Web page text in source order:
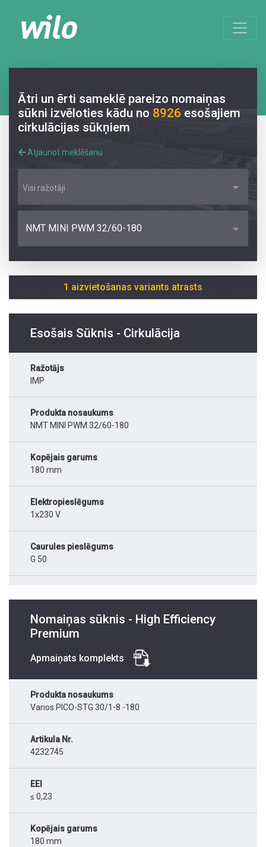
Ātri un ērti sameklē pareizo nomaiņas
sūkni izvēloties kādu no 8926 esošajiem
cirkulācijas sūkņiem
Atjaunot meklēšanu
Visi ražotāji
NMT MINI PWM 32/60-180
1 aizvietošanas variants atrasts
Esošais Sūknis - Cirkulācija
Ražotājs
IMP
Produkta nosaukums
NMT MINI PWM 32/60-180
Kopējais garums
180 mm
Elektropieslēgums
1x230 V
Caurules pieslēgums
G 50
Nomaiņas sūknis - High Efficiency
Premium
Apmaiņats komplekts
Produkta nosaukums
Varios PICO-STG 30/1-8 -180
Artikula Nr.
4232745
EEI
≤ 0,23
Kopējais garums
180 mm